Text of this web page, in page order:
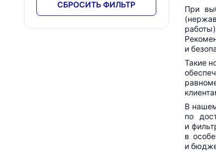
СБРОСИТЬ ФИЛЬТР
При
и
Такие
В
по
и
в
и